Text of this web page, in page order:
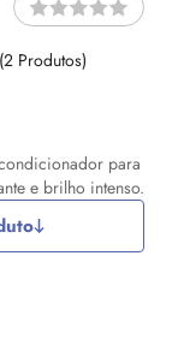
para
e brilho intenso.